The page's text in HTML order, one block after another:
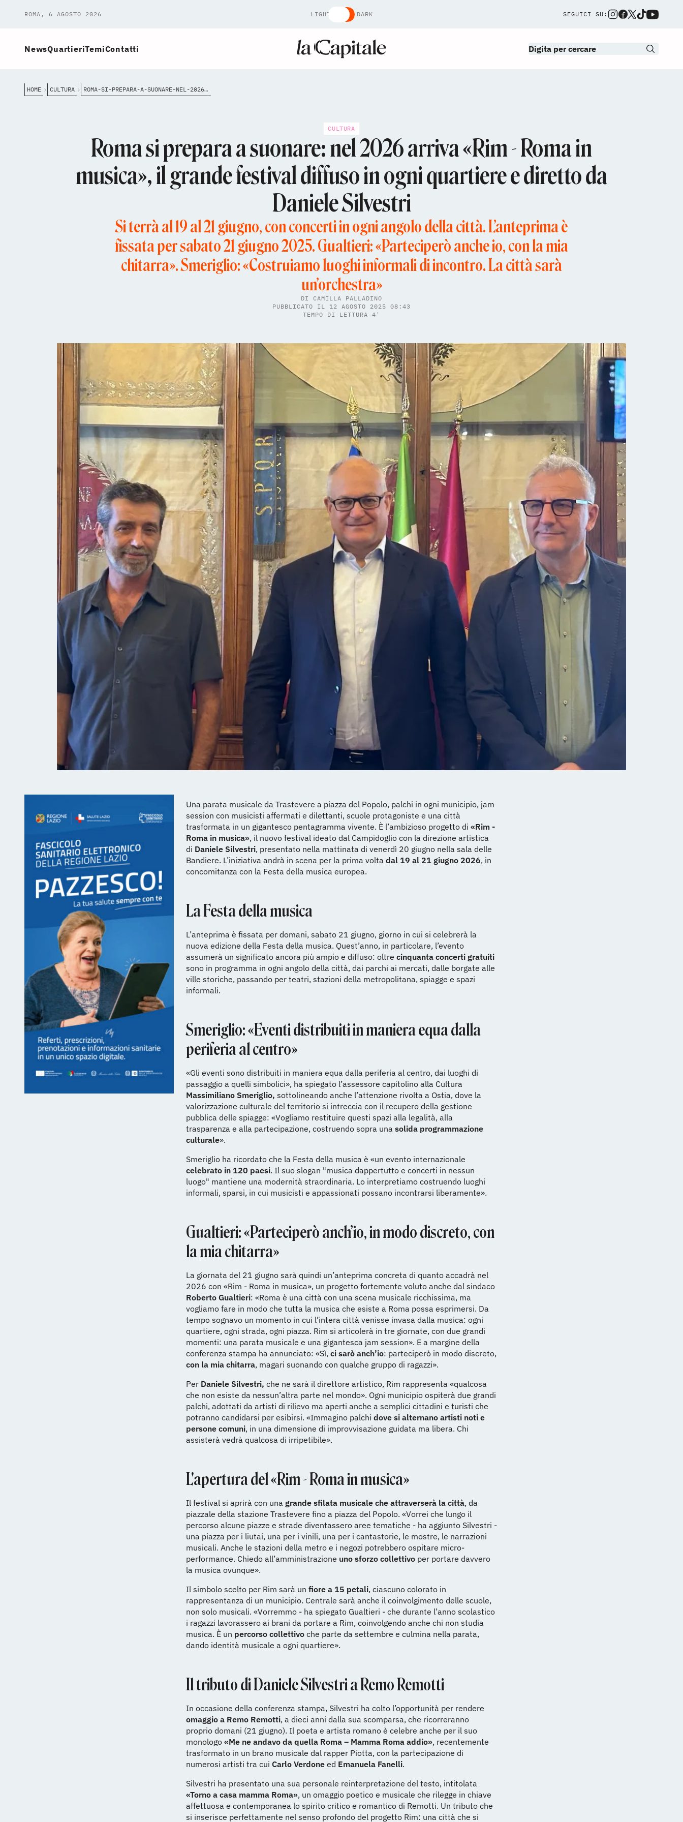
ROMA, 6 AGOSTO 2026 LIGHT DARK SEGUICI SU:
NewsQuartieriTemiContatti
HOME CULTURA ROMA-SI-PREPARA-A-SUONARE-NEL-2026-ARRIVA-RIM-ROMA-IN-MUSICA-IL-GRANDE-FESTIVAL-DIFFUSO-IN-OGN
CULTURA
Roma si prepara a suonare: nel 2026 arriva «Rim - Roma in
musica», il grande festival diffuso in ogni quartiere e diretto da
Daniele Silvestri
Si terrà al 19 al 21 giugno, con concerti in ogni angolo della città. L’anteprima è
fissata per sabato 21 giugno 2025. Gualtieri: «Parteciperò anche io, con la mia
chitarra». Smeriglio: «Costruiamo luoghi informali di incontro. La città sarà
un’orchestra»
DI CAMILLA PALLADINO
PUBBLICATO IL 12 AGOSTO 2025 08:43
TEMPO DI LETTURA 4'
Una parata musicale da Trastevere a piazza del Popolo, palchi in ogni municipio, jam
session con musicisti affermati e dilettanti, scuole protagoniste e una città
trasformata in un gigantesco pentagramma vivente. È l’ambizioso progetto di «Rim -
Roma in musica», il nuovo festival ideato dal Campidoglio con la direzione artistica
di Daniele Silvestri, presentato nella mattinata di venerdì 20 giugno nella sala delle
Bandiere. L’iniziativa andrà in scena per la prima volta dal 19 al 21 giugno 2026, in
concomitanza con la Festa della musica europea.
La Festa della musica
L’anteprima è fissata per domani, sabato 21 giugno, giorno in cui si celebrerà la
nuova edizione della Festa della musica. Quest’anno, in particolare, l’evento
assumerà un significato ancora più ampio e diffuso: oltre cinquanta concerti gratuiti
sono in programma in ogni angolo della città, dai parchi ai mercati, dalle borgate alle
ville storiche, passando per teatri, stazioni della metropolitana, spiagge e spazi
informali.
Smeriglio: «Eventi distribuiti in maniera equa dalla
periferia al centro»
«Gli eventi sono distribuiti in maniera equa dalla periferia al centro, dai luoghi di
passaggio a quelli simbolici», ha spiegato l’assessore capitolino alla Cultura
Massimiliano Smeriglio, sottolineando anche l’attenzione rivolta a Ostia, dove la
valorizzazione culturale del territorio si intreccia con il recupero della gestione
pubblica delle spiagge: «Vogliamo restituire questi spazi alla legalità, alla
trasparenza e alla partecipazione, costruendo sopra una solida programmazione
culturale».
Smeriglio ha ricordato che la Festa della musica è «un evento internazionale
celebrato in 120 paesi. Il suo slogan "musica dappertutto e concerti in nessun
luogo" mantiene una modernità straordinaria. Lo interpretiamo costruendo luoghi
informali, sparsi, in cui musicisti e appassionati possano incontrarsi liberamente».
Gualtieri: «Parteciperò anch’io, in modo discreto, con
la mia chitarra»
La giornata del 21 giugno sarà quindi un’anteprima concreta di quanto accadrà nel
2026 con «Rim - Roma in musica», un progetto fortemente voluto anche dal sindaco
Roberto Gualtieri: «Roma è una città con una scena musicale ricchissima, ma
vogliamo fare in modo che tutta la musica che esiste a Roma possa esprimersi. Da
tempo sognavo un momento in cui l’intera città venisse invasa dalla musica: ogni
quartiere, ogni strada, ogni piazza. Rim si articolerà in tre giornate, con due grandi
momenti: una parata musicale e una gigantesca jam session». E a margine della
conferenza stampa ha annunciato: «Sì, ci sarò anch’io: parteciperò in modo discreto,
con la mia chitarra, magari suonando con qualche gruppo di ragazzi».
Per Daniele Silvestri, che ne sarà il direttore artistico, Rim rappresenta «qualcosa
che non esiste da nessun’altra parte nel mondo». Ogni municipio ospiterà due grandi
palchi, adottati da artisti di rilievo ma aperti anche a semplici cittadini e turisti che
potranno candidarsi per esibirsi. «Immagino palchi dove si alternano artisti noti e
persone comuni, in una dimensione di improvvisazione guidata ma libera. Chi
assisterà vedrà qualcosa di irripetibile».
L'apertura del «Rim - Roma in musica»
Il festival si aprirà con una grande sfilata musicale che attraverserà la città, da
piazzale della stazione Trastevere fino a piazza del Popolo. «Vorrei che lungo il
percorso alcune piazze e strade diventassero aree tematiche - ha aggiunto Silvestri -
una piazza per i liutai, una per i vinili, una per i cantastorie, le mostre, le narrazioni
musicali. Anche le stazioni della metro e i negozi potrebbero ospitare micro-
performance. Chiedo all’amministrazione uno sforzo collettivo per portare davvero
la musica ovunque».
Il simbolo scelto per Rim sarà un fiore a 15 petali, ciascuno colorato in
rappresentanza di un municipio. Centrale sarà anche il coinvolgimento delle scuole,
non solo musicali. «Vorremmo - ha spiegato Gualtieri - che durante l’anno scolastico
i ragazzi lavorassero ai brani da portare a Rim, coinvolgendo anche chi non studia
musica. È un percorso collettivo che parte da settembre e culmina nella parata,
dando identità musicale a ogni quartiere».
Il tributo di Daniele Silvestri a Remo Remotti
In occasione della conferenza stampa, Silvestri ha colto l’opportunità per rendere
omaggio a Remo Remotti, a dieci anni dalla sua scomparsa, che ricorreranno
proprio domani (21 giugno). Il poeta e artista romano è celebre anche per il suo
monologo «Me ne andavo da quella Roma – Mamma Roma addio», recentemente
trasformato in un brano musicale dal rapper Piotta, con la partecipazione di
numerosi artisti tra cui Carlo Verdone ed Emanuela Fanelli.
Silvestri ha presentato una sua personale reinterpretazione del testo, intitolata
«Torno a casa mamma Roma», un omaggio poetico e musicale che rilegge in chiave
affettuosa e contemporanea lo spirito critico e romantico di Remotti. Un tributo che
si inserisce perfettamente nel senso profondo del progetto Rim: una città che si